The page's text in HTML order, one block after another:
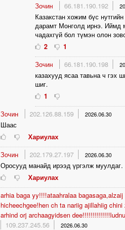
Зочин
66.181.190.192
Казакстан хожим бүс
дарамт Монголд ирнэ. Иймд
чадахгүй бол түмэн олон
2
1
Зочин
66.181.190.198
казахууд ясаа тавьна ч гэх
шиг.
1
Зочин
202.126.88.159 2026.06.30
Шаас
Хариулах
Зочин
202.179.27.197 2026.06.30
Оросууд манайд ирээд үргэлж муулдаг.
Хариулах
arhia baga yy!!!!ataahralaa
hicheechgee!hen ch ta nariig ajillahiig
arhind orj archaagyidsen
109.237.245.56
2026.06.30